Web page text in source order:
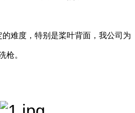
难度，特别是桨叶背面，我公司为
枪。